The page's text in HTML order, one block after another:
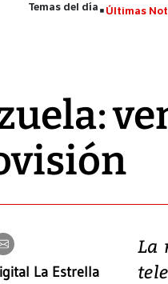
Últimas
La Estrella
La